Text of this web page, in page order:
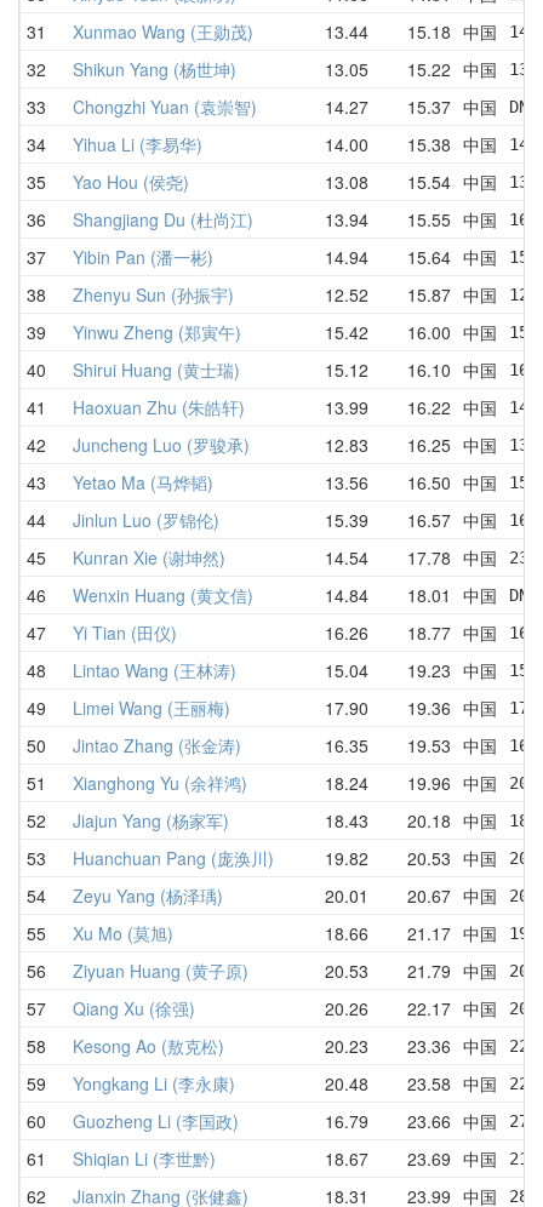
31 Xunmao Wang (王勋茂) 13.44 15.18 中国
32 Shikun Yang (杨世坤) 13.05 15.22 中国
33 Chongzhi Yuan (袁崇智) 14.27 15.37 中国
34 Yihua Li (李易华) 14.00 15.38 中国
35 Yao Hou (侯尧) 13.08 15.54 中国
36 Shangjiang Du (杜尚江) 13.94 15.55 中国
37 Yibin Pan (潘一彬) 14.94 15.64 中国
38 Zhenyu Sun (孙振宇) 12.52 15.87 中国
39 Yinwu Zheng (郑寅午) 15.42 16.00 中国
40 Shirui Huang (黄士瑞) 15.12 16.10 中国
41 Haoxuan Zhu (朱皓轩) 13.99 16.22 中国
42 Juncheng Luo (罗骏承) 12.83 16.25 中国
43 Yetao Ma (马烨韬) 13.56 16.50 中国
44 Jinlun Luo (罗锦伦) 15.39 16.57 中国
45 Kunran Xie (谢坤然) 14.54 17.78 中国
46 Wenxin Huang (黄文信) 14.84 18.01 中国
47 Yi Tian (田仪) 16.26 18.77 中国
48 Lintao Wang (王林涛) 15.04 19.23 中国
49 Limei Wang (王丽梅) 17.90 19.36 中国
50 Jintao Zhang (张金涛) 16.35 19.53 中国
51 Xianghong Yu (余祥鸿) 18.24 19.96 中国
52 Jiajun Yang (杨家军) 18.43 20.18 中国
53 Huanchuan Pang (庞涣川) 19.82 20.53 中国
54 Zeyu Yang (杨泽瑀) 20.01 20.67 中国
55 Xu Mo (莫旭) 18.66 21.17 中国
56 Ziyuan Huang (黄子原) 20.53 21.79 中国
57 Qiang Xu (徐强) 20.26 22.17 中国
58 Kesong Ao (敖克松) 20.23 23.36 中国
59 Yongkang Li (李永康) 20.48 23.58 中国
60 Guozheng Li (李国政) 16.79 23.66 中国
61 Shiqian Li (李世黔) 18.67 23.69 中国
62 Jianxin Zhang (张健鑫) 18.31 23.99 中国